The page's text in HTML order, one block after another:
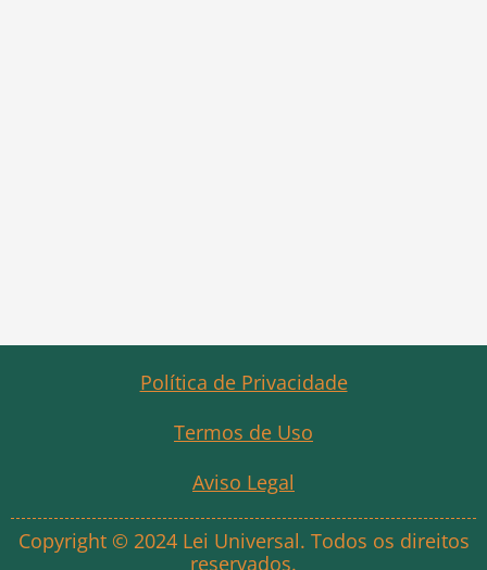
Política de Privacidade
Termos de Uso
Aviso Legal
Copyright © 2024 Lei Universal. Todos os direitos
reservados.